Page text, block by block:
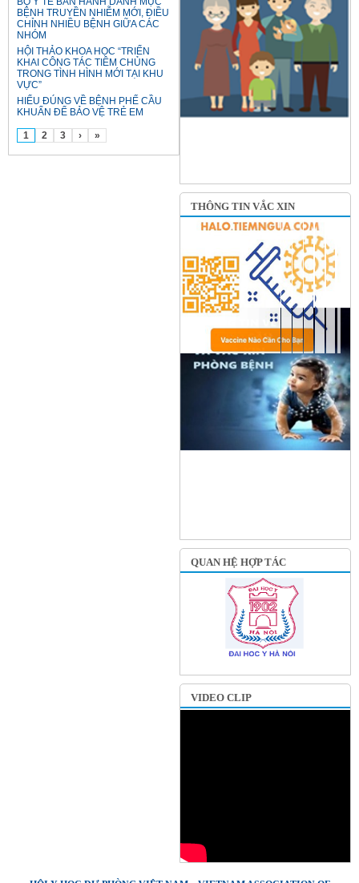
BỆNH TRUYỀN NHIỄM MỚI, ĐIỀU
CHỈNH NHIỀU BỆNH GIỮA CÁC
NHÓM
HỘI THẢO KHOA HỌC “TRIỂN
KHAI CÔNG TÁC TIÊM CHỦNG
TRONG TÌNH HÌNH MỚI TẠI KHU
VỰC”
HIỂU ĐÚNG VỀ BỆNH PHẾ CẦU
KHUẨN ĐỂ BẢO VỆ TRẺ EM
1 2 3 › »
THÔNG TIN VẮC XIN
QUAN HỆ HỢP TÁC
VIDEO CLIP